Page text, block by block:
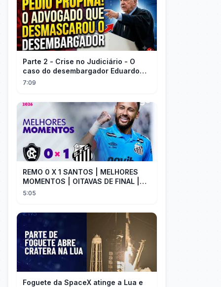
Parte 2 - Crise no Judiciário - O
caso do desembargador Eduardo
Gallo x advogado Felisberto
7:09
REMO 0 X 1 SANTOS | MELHORES
MOMENTOS | OITAVAS DE FINAL |
COPA DO BRASIL 2026 | ge.globo
5:05
Foguete da SpaceX atinge a Lua e